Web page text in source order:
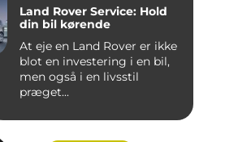
Land Rover Service: Hold
din bil kørende
At eje en Land Rover er ikke
blot en investering i en bil,
men også i en livsstil
præget...